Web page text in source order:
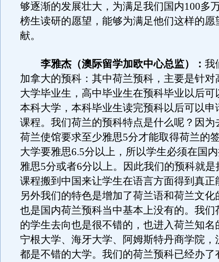
够逐渐的发展壮大，为满足我们国内100多
榜生读研的愿望，能够为满足他们这样的愿
献。
李雅杰（澳际留学加欧中心总监）： 我
加拿大的预科：其中荷兰预科，主要是针对
大学毕业生，高中毕业生在预科毕业以后可
本科大学，本科毕业生读完预科以后可以申
课程。我们荷兰的预科特点是什么呢？因为
荷兰使馆要求至少雅思5分才能取得荷兰的
大学要雅思6.5分以上，所以学生必须在国
雅思5分或者6分以上。因此我们的预科就
课程搬到中国来让学生在语言方面得到真正
另外我们的特色是增加了荷兰语和荷兰文化
也是国内荷兰预科当中基本上没有的。我们
的学生去向也是很不错的，也进入荷兰知名
宁根大学、海牙大学、阿姆斯特丹商学院，
都是不错的大学。我们的荷兰预科已经办了